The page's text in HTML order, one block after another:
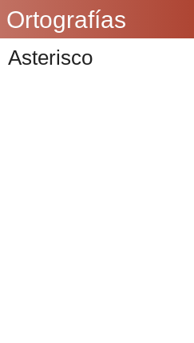
Ortografías
Asterisco